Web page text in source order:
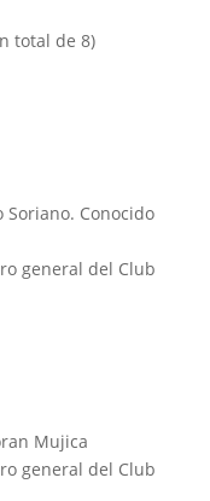
total de 8)
Soriano. Conocido
general del Club
Mujica
general del Club